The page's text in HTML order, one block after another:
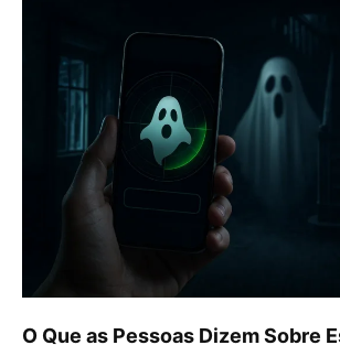
O Que as Pessoas Dizem Sobre